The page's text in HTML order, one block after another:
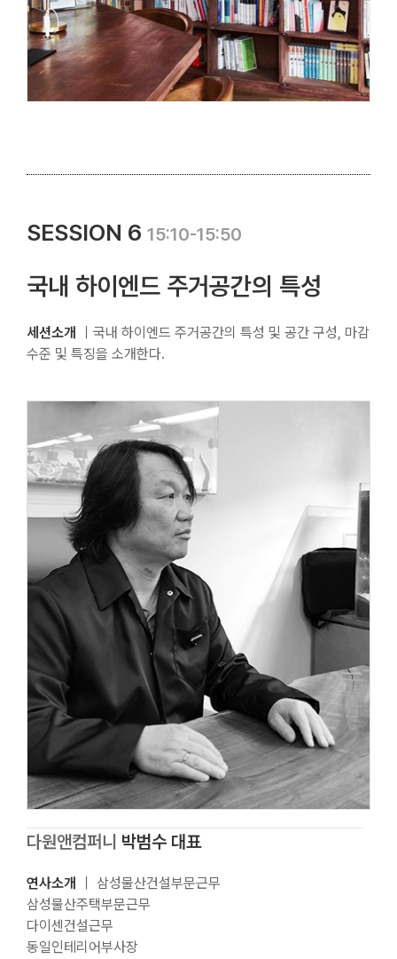
SESSION 6 15:10-15:50
국내 하이엔드 주거공간의 특성
세션소개 ｜국내 하이엔드 주거공간의 특성 및 공간 구성, 마감
수준 및 특징을 소개한다.
다원앤컴퍼니 박범수 대표
연사소개
｜ 삼성물산건설부문근무
삼성물산주택부문근무
다이센건설근무
동일인테리어부사장